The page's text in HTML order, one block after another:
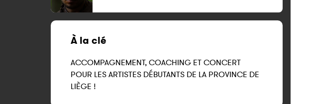
À la clé
ACCOMPAGNEMENT, COACHING ET CONCERT
POUR LES ARTISTES DÉBUTANTS DE LA PROVINCE DE
LIÈGE !